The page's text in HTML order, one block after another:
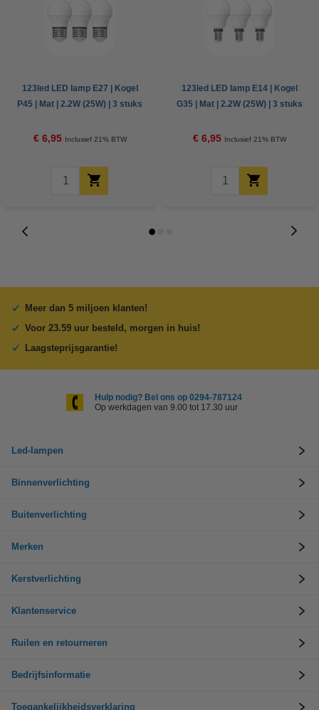
123led LED lamp E27 | Kogel
P45 | Mat | 2.2W (25W) | 3 stuks
€ 6,95 Inclusief 21% BTW
123led LED lamp E14 | Kogel
G35 | Mat | 2.2W (25W) | 3 stuks
€ 6,95 Inclusief 21% BTW
Meer dan 5 miljoen klanten!
Voor 23.59 uur besteld, morgen in huis!
Laagsteprijsgarantie!
Hulp nodig? Bel ons op 0294-787124
Op werkdagen van 9.00 tot 17.30 uur
Led-lampen
Binnenverlichting
Buitenverlichting
Merken
Kerstverlichting
Klantenservice
Ruilen en retourneren
Bedrijfsinformatie
Toegankelijkheidsverklaring